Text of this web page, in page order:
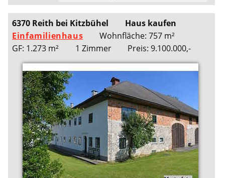
6370 Reith bei Kitzbühel
Haus kaufen
Einfamilienhaus
Wohnfläche: 757 m²
GF: 1.273 m²
1 Zimmer Preis: 9.100.000,-